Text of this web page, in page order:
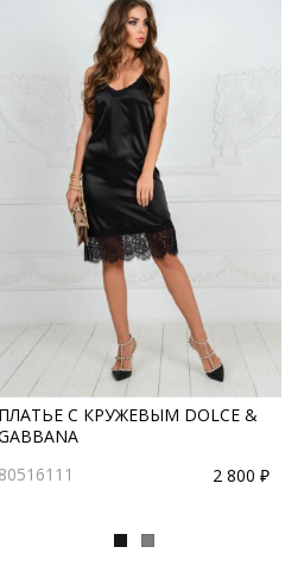
ПЛАТЬЕ С КРУЖЕВЫМ DOLCE &
80516111
2 800 ₽